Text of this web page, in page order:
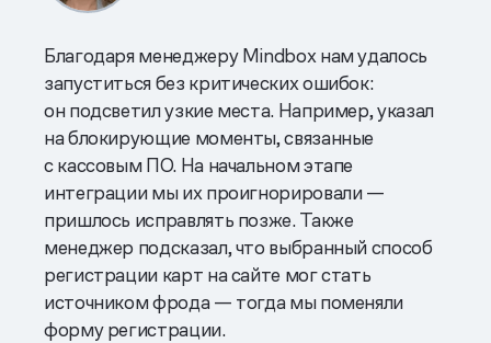
Благодаря менеджеру Mindbox нам удалось
запуститься без критических ошибок:
он подсветил узкие места. Например, указал
на блокирующие моменты, связанные
с кассовым ПО. На начальном этапе
интеграции мы их проигнорировали —
пришлось исправлять позже. Также
менеджер подсказал, что выбранный способ
регистрации карт на сайте мог стать
источником фрода — тогда мы поменяли
форму регистрации.